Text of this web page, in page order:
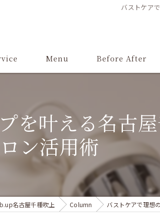
バストケア
Menu Before After
を叶える名古
ロン活用術
名古屋千種吹上 Column バストケアで理想